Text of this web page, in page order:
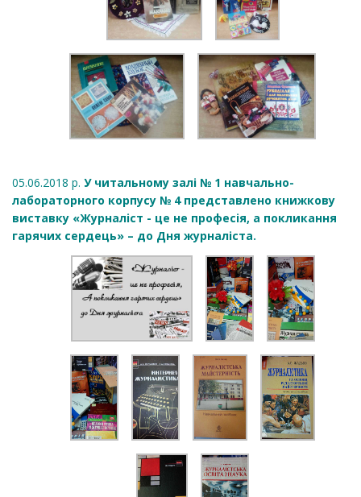
05.06.2018 р. У читальному залі № 1 навчально-
лабораторного корпусу № 4 представлено книжкову
виставку «Журналіст - це не професія, а покликання
гарячих сердець» – до Дня журналіста.